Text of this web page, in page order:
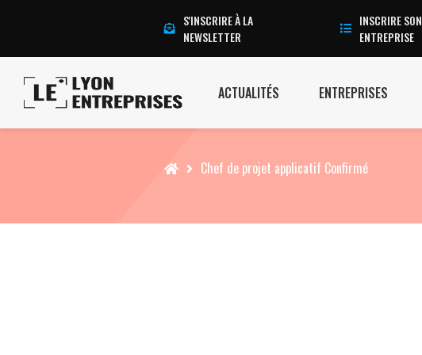
S'INSCRIRE À LA
NEWSLETTER
INSCRIRE SON
ENTREPRISE
ACTUALITÉS ENTREPRISES
Accueil Chef de projet applicatif Confirmé